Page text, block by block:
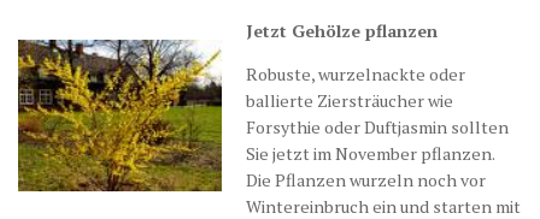
Jetzt Gehölze pflanzen
Robuste, wurzelnackte oder
ballierte Ziersträucher wie
Forsythie oder Duftjasmin sollten
Sie jetzt im November pflanzen.
Die Pflanzen wurzeln noch vor
Wintereinbruch ein und starten mit